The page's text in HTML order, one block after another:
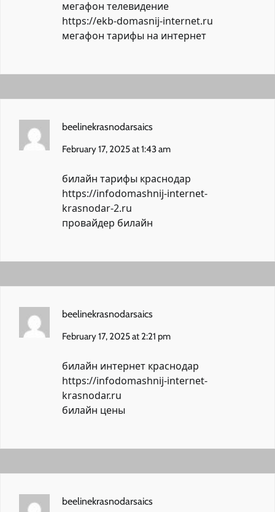
мегафон телевидение
https://ekb-domasnij-internet.ru
мегафон тарифы на интернет
beelinekrasnodarsaics
February 17, 2025 at 1:43 am
билайн тарифы краснодар
https://infodomashnij-internet-
krasnodar-2.ru
провайдер билайн
beelinekrasnodarsaics
February 17, 2025 at 2:21 pm
билайн интернет краснодар
https://infodomashnij-internet-
krasnodar.ru
билайн цены
beelinekrasnodarsaics